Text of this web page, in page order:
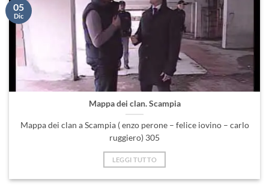
Mappa dei clan. Scampia
Mappa dei clan a Scampia ( enzo perone – felice iovino – carlo
ruggiero) 305
LEGGI TUTTO
05
Dic